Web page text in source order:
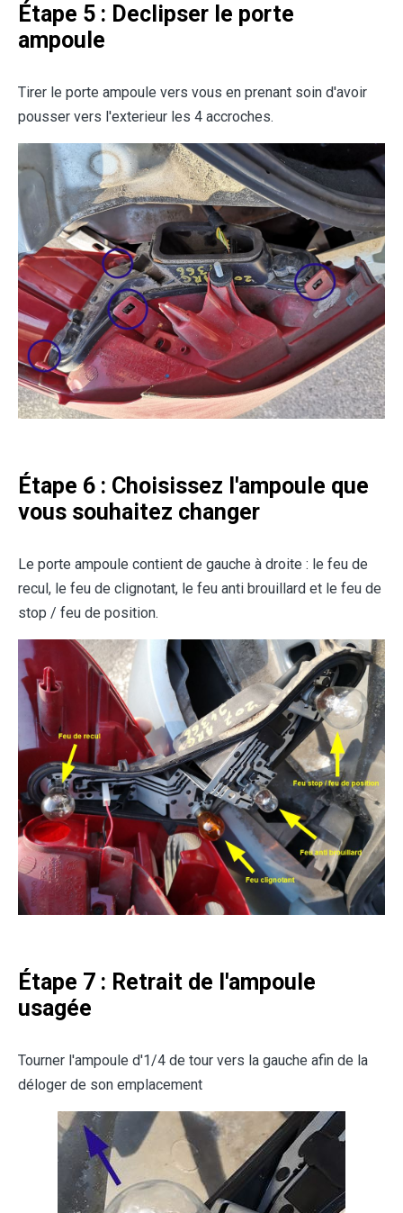
Étape 5 : Declipser le porte
ampoule
Tirer le porte ampoule vers vous en prenant soin d'avoir
pousser vers l'exterieur les 4 accroches.
Étape 6 : Choisissez l'ampoule que
vous souhaitez changer
Le porte ampoule contient de gauche à droite : le feu de
recul, le feu de clignotant, le feu anti brouillard et le feu de
stop / feu de position.
Étape 7 : Retrait de l'ampoule
usagée
Tourner l'ampoule d'1/4 de tour vers la gauche afin de la
déloger de son emplacement